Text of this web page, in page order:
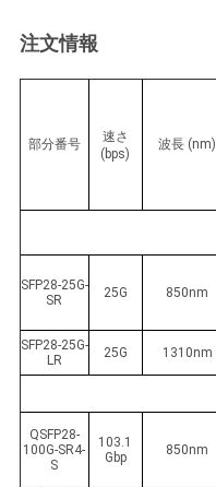
ポ
ー
注文情報
部分番号
速さ
(bps)
波長 (nm)
SFP28-25G-
SR
25G 850nm
SFP28-25G-
LR
25G 1310nm
QSFP28-
100G-SR4-
S
103.1
Gbp
850nm